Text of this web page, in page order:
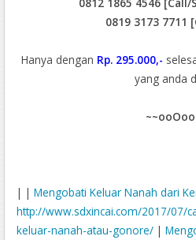
0819 3173 7711
Hanya dengan Rp. 295.000,-
yang anda
| | Mengobati Keluar Nanah dari
http://www.sdxincai.com/2017/07/
keluar-nanah-atau-gonore/ |